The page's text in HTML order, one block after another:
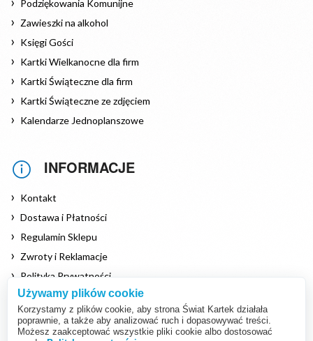
Podziękowania Komunijne
Zawieszki na alkohol
Księgi Gości
Kartki Wielkanocne dla firm
Kartki Świąteczne dla firm
Kartki Świąteczne ze zdjęciem
Kalendarze Jednoplanszowe
INFORMACJE
Kontakt
Dostawa i Płatności
Regulamin Sklepu
Zwroty i Reklamacje
Polityka Prywatności
Polityka Cookies
Używamy plików cookie
Korzystamy z plików cookie, aby strona Świat Kartek działała
poprawnie, a także aby analizować ruch i dopasowywać treści.
Możesz zaakceptować wszystkie pliki cookie albo dostosować